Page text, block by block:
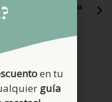
y Queso sin gluten
en tu
guía